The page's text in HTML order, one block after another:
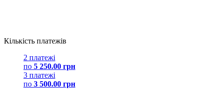
Кількість платежів
2 платежі
по 5 250.00 грн
3 платежі
по 3 500.00 грн